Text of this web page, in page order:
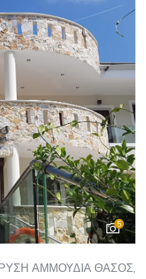
5
ΑΜΜΟΥΔΙΑ ΘΑΣΟΣ,